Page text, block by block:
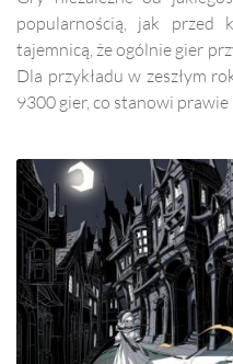
popularnością, jak przed
tajemnicą, że ogólnie gier
Dla przykładu w zeszłym
9300 gier, co stanowi prawie